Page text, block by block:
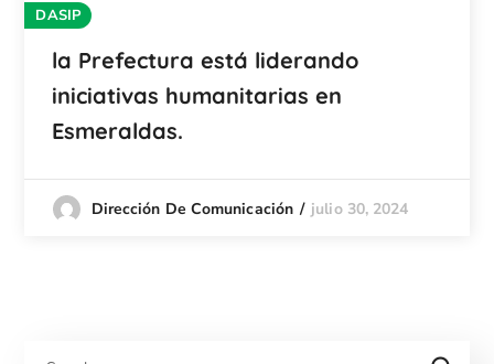
DASIP
la Prefectura está liderando
iniciativas humanitarias en
Esmeraldas.
Dirección De Comunicación julio 30, 2024